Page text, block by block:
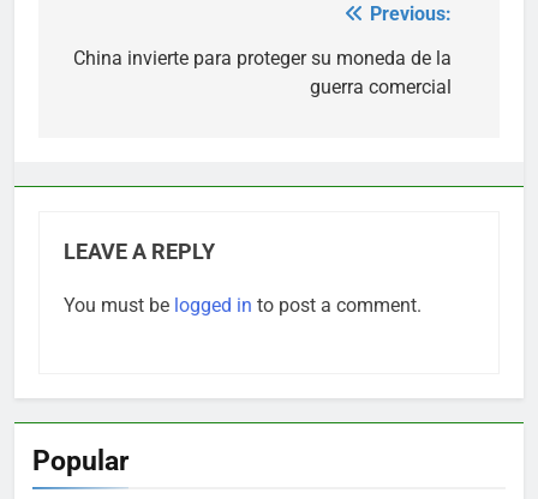
navigation
Previous:
China invierte para proteger su moneda de la
guerra comercial
LEAVE A REPLY
You must be logged in to post a comment.
Popular